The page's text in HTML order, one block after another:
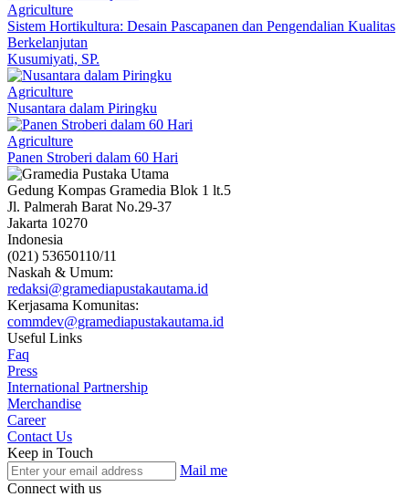
Agriculture
Sistem Hortikultura: Desain Pascapanen dan Pengendalian Kualitas
Berkelanjutan
Kusumiyati, SP.
Agriculture
Nusantara dalam Piringku
Agriculture
Panen Stroberi dalam 60 Hari
Gedung Kompas Gramedia Blok 1 lt.5
Jl. Palmerah Barat No.29-37
Jakarta 10270
Indonesia
(021) 53650110/11
Naskah & Umum:
redaksi@gramediapustakautama.id
Kerjasama Komunitas:
commdev@gramediapustakautama.id
Useful Links
Faq
Press
International Partnership
Merchandise
Career
Contact Us
Keep in Touch
Mail me
Connect with us